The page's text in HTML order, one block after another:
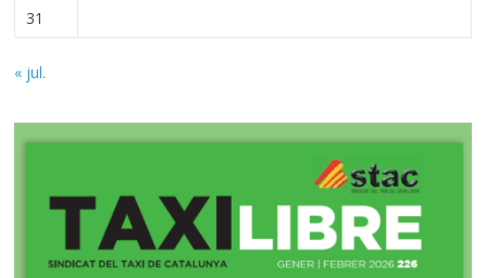
31
« jul.